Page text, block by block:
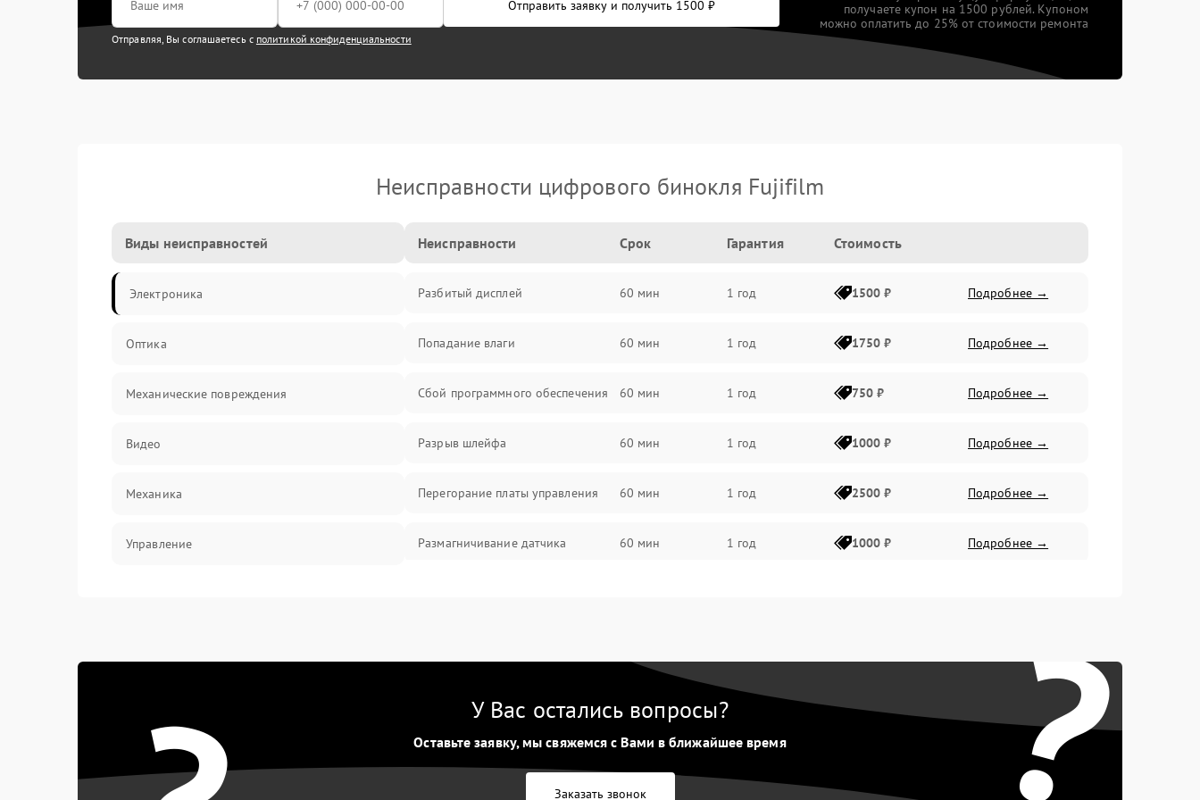
Отправить заявку и получить 1500 ₽
Отправляя, Вы соглашаетесь с политикой конфиденциальности
получаете купон на 1500 рублей. Купоном
можно оплатить до 25% от стоимости ремонта
Неисправности цифрового бинокля Fujifilm
Виды неисправностей
Электроника
Оптика
Механические повреждения
Видео
Механика
Управление
Электроника/Оптика
Неисправности Срок Гарантия Стоимость
Разбитый дисплей 60 мин 1 год 1500 ₽ Подробнее →
Попадание влаги 60 мин 1 год 1750 ₽ Подробнее →
Сбой программного обеспечения 60 мин 1 год 750 ₽ Подробнее →
Разрыв шлейфа 60 мин 1 год 1000 ₽ Подробнее →
Перегорание платы управления 60 мин 1 год 2500 ₽ Подробнее →
Размагничивание датчика 60 мин 1 год 1000 ₽ Подробнее →
Разрядка аккумулятора за коркое 60 мин 1 год 1000 ₽
Перегрев устройства 60 мин Подробнее →
?
У Вас остались вопросы?
Оставьте заявку, мы свяжемся с Вами в ближайшее время
Заказать звонок